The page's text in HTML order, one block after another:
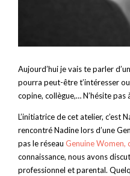
Aujourd’hui je vais te parler
pourra peut-être t’intéresser
copine, collègue,… N’hésite
L’initiatrice de cet atelier, c’est
rencontré Nadine lors d’une
pas le réseau Genuine Women,
connaissance, nous avons
professionnel et parental.